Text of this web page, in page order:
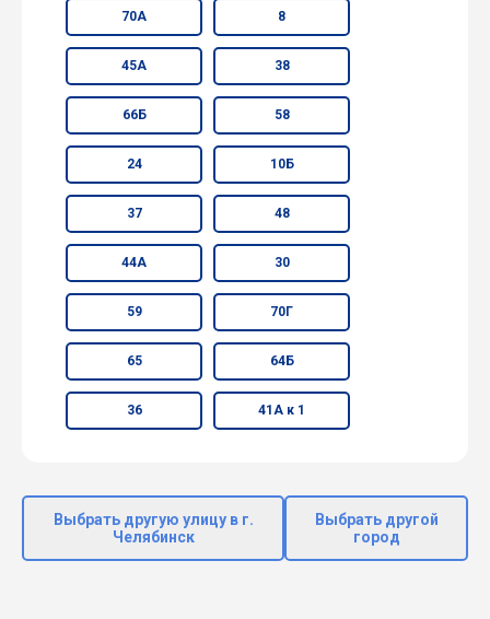
70А 8
45А 38
66Б 58
24 10Б
37 48
44А 30
59 70Г
65 64Б
36 41А к 1
Выбрать другую улицу в г.
Челябинск
Выбрать другой
город